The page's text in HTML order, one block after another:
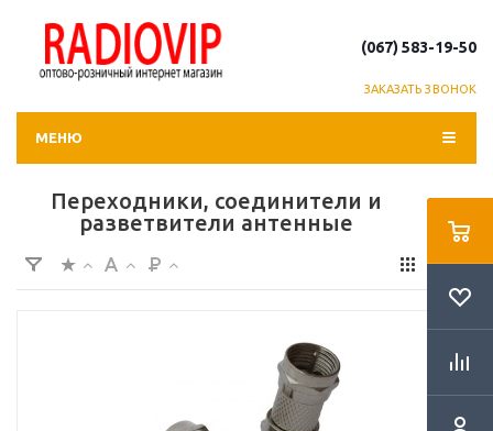
(067) 583-19-50
ЗАКАЗАТЬ ЗВОНОК
МЕНЮ
Переходники, соединители и
разветвители антенные